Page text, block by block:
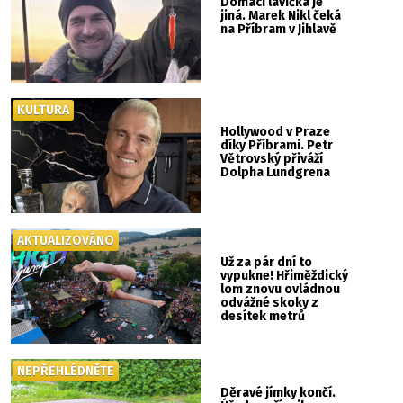
jiná. Marek Nikl čeká
na Příbram v Jihlavě
Hollywood v Praze
díky Příbrami. Petr
Větrovský přiváží
Dolpha Lundgrena
KULTURA
Už za pár dní to
vypukne! Hřiměždický
lom znovu ovládnou
odvážné skoky z
desítek metrů
AKTUALIZOVÁNO
Děravé jímky končí.
NEPŘEHLÉDNĚTE